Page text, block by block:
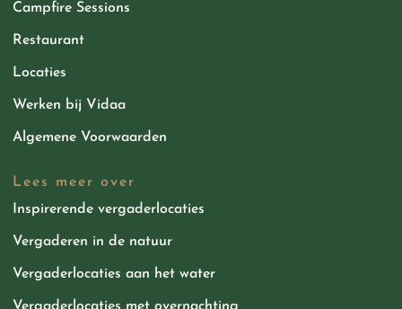
Campfire Sessions
Restaurant
Locaties
Werken bij Vidaa
Algemene Voorwaarden
Lees meer over
Inspirerende vergaderlocaties
Vergaderen in de natuur
Vergaderlocaties aan het water